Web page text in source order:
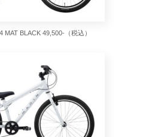
MAT BLACK 49,500-（税込）